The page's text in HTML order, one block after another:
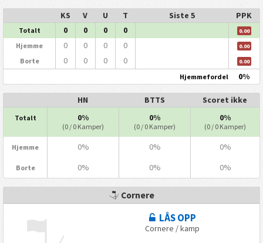
KS V U T Siste 5 PPK
Totalt 0 0 0 0 0.00
Hjemme 0 0 0 0 0.00
Borte 0 0 0 0 0.00
Hjemmefordel 0%
HN BTTS Scoret ikke
Totalt 0%
(0 / 0 Kamper)
0%
(0 / 0 Kamper)
0%
(0 / 0 Kamper)
Hjemme 0% 0% 0%
Borte 0% 0% 0%
Cornere
LÅS OPP
Cornere / kamp